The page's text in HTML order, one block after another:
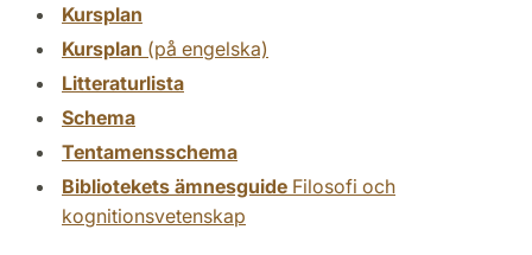
Kursplan
Kursplan (på engelska)
Litteraturlista
Schema
Tentamensschema
Bibliotekets ämnesguide Filosofi och
kognitionsvetenskap